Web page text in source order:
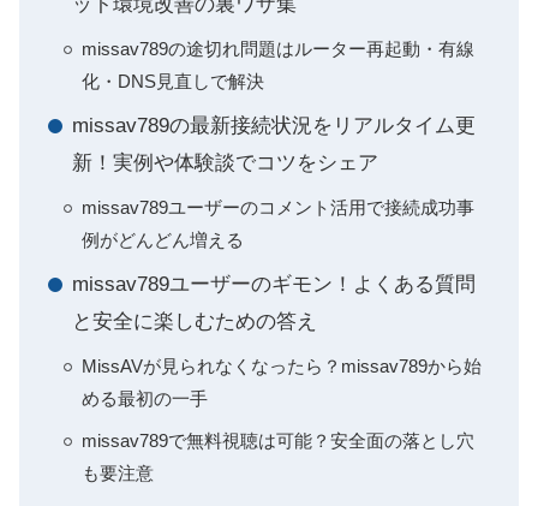
missav789の途切れ問題はルーター再起動・有線
化・DNS見直しで解決
missav789の最新接続状況をリアルタイム更
新！実例や体験談でコツをシェア
missav789ユーザーのコメント活用で接続成功事
例がどんどん増える
missav789ユーザーのギモン！よくある質問
と安全に楽しむための答え
MissAVが見られなくなったら？missav789から始
める最初の一手
missav789で無料視聴は可能？安全面の落とし穴
も要注意